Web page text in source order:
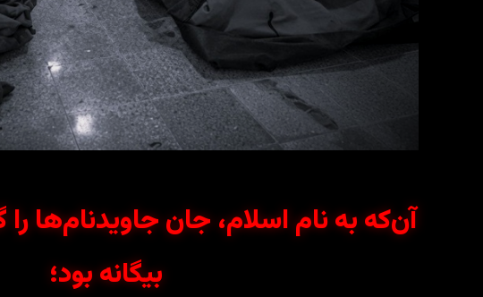
آن‌که به نام اسلام، جان جاویدنام‌ها
بیگانه بود؛